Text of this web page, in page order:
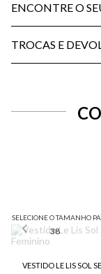
ENCONTRE O
TROCAS E
SELECIONE O TAMANHO
38